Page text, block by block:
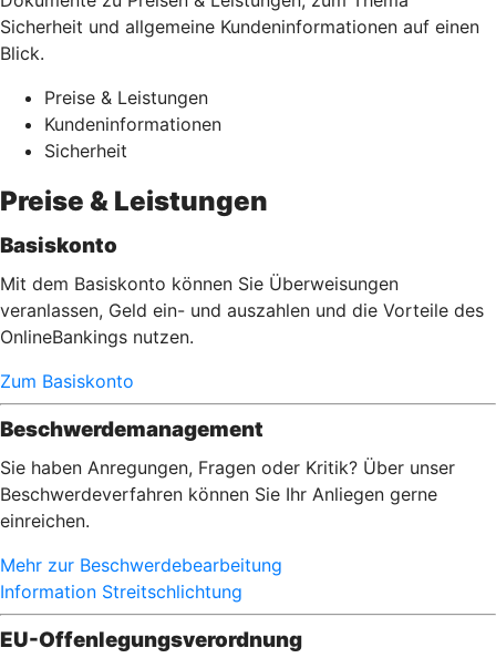
Sicherheit und allgemeine Kundeninformationen auf einen
Blick.
Preise & Leistungen
Kundeninformationen
Sicherheit
Preise & Leistungen
Basiskonto
Mit dem Basiskonto können Sie Überweisungen
veranlassen, Geld ein- und auszahlen und die Vorteile des
OnlineBankings nutzen.
Zum Basiskonto
Beschwerdemanagement
Sie haben Anregungen, Fragen oder Kritik? Über unser
Beschwerdeverfahren können Sie Ihr Anliegen gerne
einreichen.
Mehr zur Beschwerdebearbeitung
Information Streitschlichtung
EU-Offenlegungsverordnung